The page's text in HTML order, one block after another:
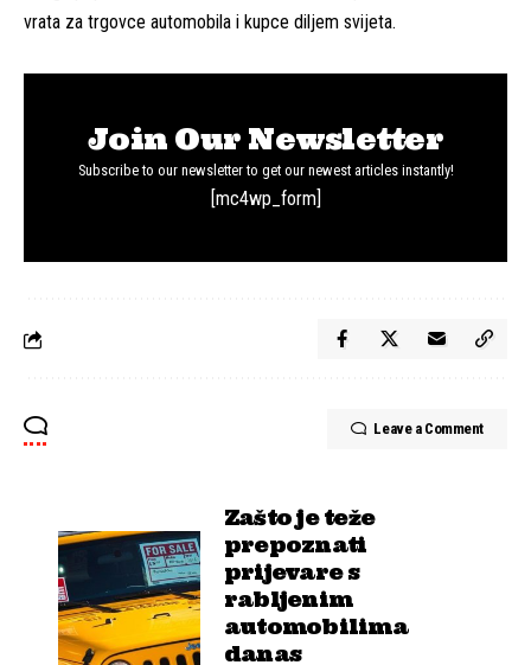
vrata za trgovce automobila i kupce diljem svijeta.
Join Our Newsletter
Subscribe to our newsletter to get our newest articles instantly!
[mc4wp_form]
Leave a Comment
Zašto je teže
prepoznati
prijevare s
rabljenim
automobilima
danas